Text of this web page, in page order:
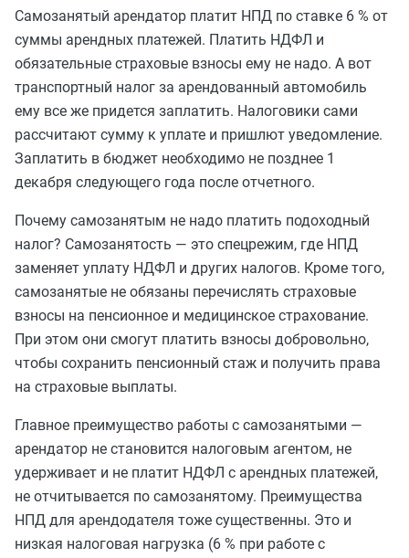
Самозанятый арендатор платит НПД по ставке 6 % от
суммы арендных платежей. Платить НДФЛ и
обязательные страховые взносы ему не надо. А вот
транспортный налог за арендованный автомобиль
ему все же придется заплатить. Налоговики сами
рассчитают сумму к уплате и пришлют уведомление.
Заплатить в бюджет необходимо не позднее 1
декабря следующего года после отчетного.
Почему самозанятым не надо платить подоходный
налог? Самозанятость — это спецрежим, где НПД
заменяет уплату НДФЛ и других налогов. Кроме того,
самозанятые не обязаны перечислять страховые
взносы на пенсионное и медицинское страхование.
При этом они смогут платить взносы добровольно,
чтобы сохранить пенсионный стаж и получить права
на страховые выплаты.
Главное преимущество работы с самозанятыми —
арендатор не становится налоговым агентом, не
удерживает и не платит НДФЛ с арендных платежей,
не отчитывается по самозанятому. Преимущества
НПД для арендодателя тоже существенны. Это и
низкая налоговая нагрузка (6 % при работе с